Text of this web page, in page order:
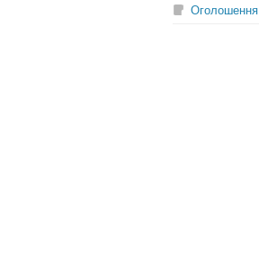
Оголошення